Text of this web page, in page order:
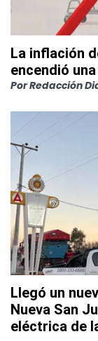
La inflación
encendió
PorRedacción
Llegó un
Nueva San
eléctrica de